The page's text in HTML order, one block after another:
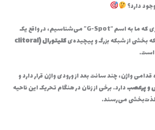
چیزی که ما به اسم “G-Spot” می‌شناسیم، در واقع یک
بخشی از شبکه بزرگ و پیچیده‌ی
کلیتورال (clitoral
است.
قدامی واژن، چند سانت بعد از ورودی واژن قرار دارد و
و پرعصبدارد. برخی از زنان در هنگام تحریک این ناحیه
لذت‌بخشی می‌رسند.